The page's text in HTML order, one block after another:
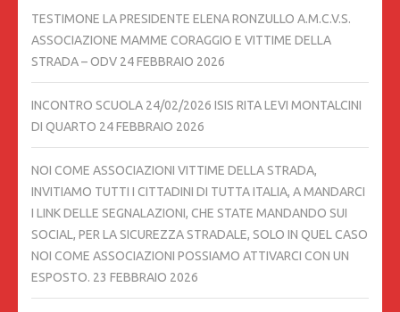
TESTIMONE LA PRESIDENTE ELENA RONZULLO A.M.C.V.S.
ASSOCIAZIONE MAMME CORAGGIO E VITTIME DELLA
STRADA – ODV 24 FEBBRAIO 2026
INCONTRO SCUOLA 24/02/2026 ISIS RITA LEVI MONTALCINI
DI QUARTO 24 FEBBRAIO 2026
NOI COME ASSOCIAZIONI VITTIME DELLA STRADA,
INVITIAMO TUTTI I CITTADINI DI TUTTA ITALIA, A MANDARCI
I LINK DELLE SEGNALAZIONI, CHE STATE MANDANDO SUI
SOCIAL, PER LA SICUREZZA STRADALE, SOLO IN QUEL CASO
NOI COME ASSOCIAZIONI POSSIAMO ATTIVARCI CON UN
ESPOSTO. 23 FEBBRAIO 2026